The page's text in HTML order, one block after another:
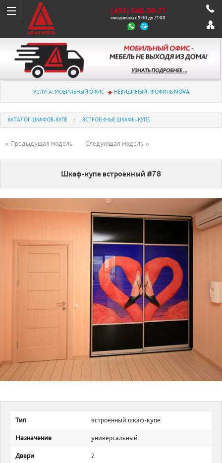
(495) 540-59-71
ежедневно с 9:00 до 21:00
УСЛУГА: МОБИЛЬНЫЙ ОФИС НЕВИДИМЫЙ ПРОФИЛЬ NOVA
КАТАЛОГ ШКАФОВ-КУПЕ ВСТРОЕННЫЕ ШКАФЫ-КУПЕ
« Предыдущая модель Следующая модель »
Шкаф-купе встроенный #78
Тип встроенный шкаф-купе
Назначение универсальный
Двери 2